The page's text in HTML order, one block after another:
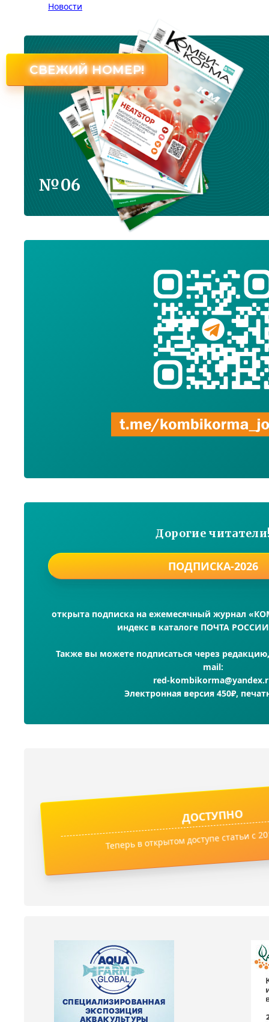
Новости
СВЕЖИЙ НОМЕР!
№06
Дорогие
ПОДПИСКА-2026
открыта подписка на ежемесячный журнал
индекс в каталоге ПОЧТА
Также вы можете подписаться через
mail:
red-
Электронная версия 450₽,
ДОСТУПНО
Теперь в открытом доступе статьи с